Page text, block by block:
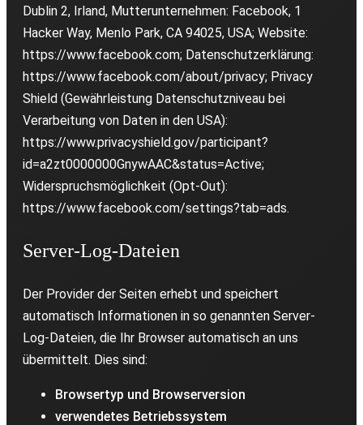
Dublin 2, Irland, Mutterunternehmen: Facebook, 1
Hacker Way, Menlo Park, CA 94025, USA; Website:
https://www.facebook.com; Datenschutzerklärung:
https://www.facebook.com/about/privacy; Privacy
Shield (Gewährleistung Datenschutzniveau bei
Verarbeitung von Daten in den USA):
https://www.privacyshield.gov/participant?
id=a2zt0000000GnywAAC&status=Active;
Widerspruchsmöglichkeit (Opt-Out):
https://www.facebook.com/settings?tab=ads.
Server-Log-Dateien
Der Provider der Seiten erhebt und speichert
automatisch Informationen in so genannten Server-
Log-Dateien, die Ihr Browser automatisch an uns
übermittelt. Dies sind:
Browsertyp und Browserversion
verwendetes Betriebssystem